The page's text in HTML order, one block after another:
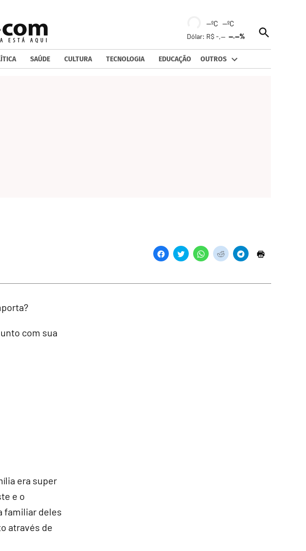
--ºC --ºC
Dólar: R$ -,----.--%
Open
Search
SAÚDE CULTURA TECNOLOGIA EDUCAÇÃO OUTROS
com sua
era super
e o
familiar deles
através de